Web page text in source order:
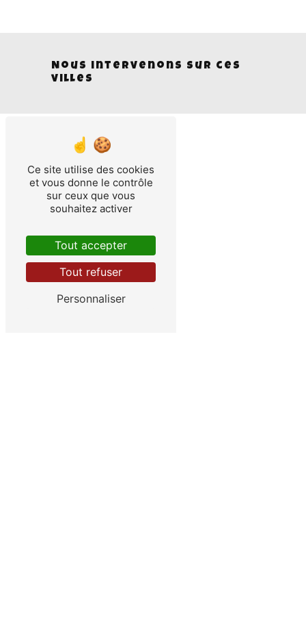
Nous intervenons sur ces
villes
Angers
Murs-Erigné
Ce site utilise des cookies
et vous donne le contrôle
sur ceux que vous
souhaitez activer
Tout accepter
Tout refuser
Personnaliser